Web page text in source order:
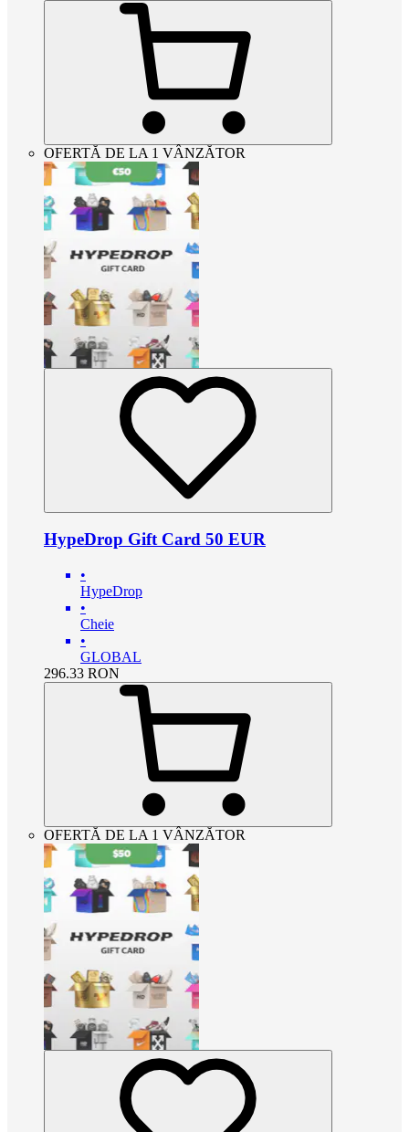
OFERTĂ DE LA 1 VÂNZĂTOR
HypeDrop Gift Card 50 EUR
•
HypeDrop
•
Cheie
•
GLOBAL
296.33 RON
OFERTĂ DE LA 1 VÂNZĂTOR